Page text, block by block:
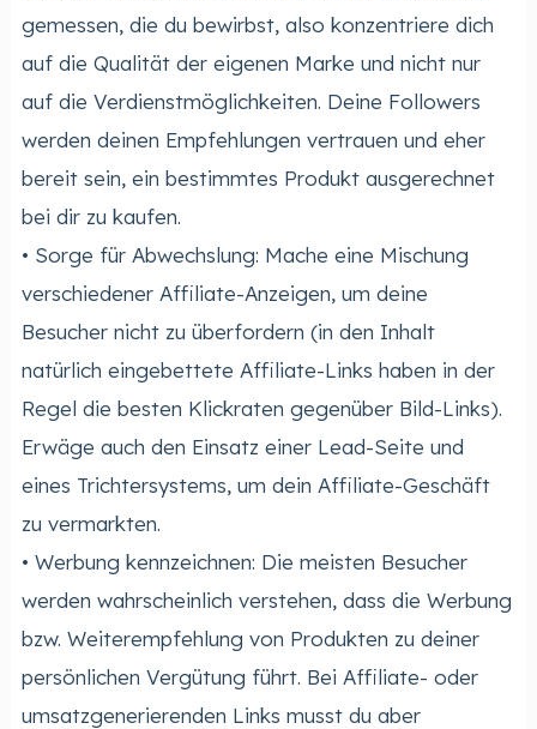
gemessen, die du bewirbst, also konzentriere dich
auf die Qualität der eigenen Marke und nicht nur
auf die Verdienstmöglichkeiten. Deine Followers
werden deinen Empfehlungen vertrauen und eher
bereit sein, ein bestimmtes Produkt ausgerechnet
bei dir zu kaufen.
• Sorge für Abwechslung: Mache eine Mischung
verschiedener Affiliate-Anzeigen, um deine
Besucher nicht zu überfordern (in den Inhalt
natürlich eingebettete Affiliate-Links haben in der
Regel die besten Klickraten gegenüber Bild-Links).
Erwäge auch den Einsatz einer Lead-Seite und
eines Trichtersystems, um dein Affiliate-Geschäft
zu vermarkten.
• Werbung kennzeichnen: Die meisten Besucher
werden wahrscheinlich verstehen, dass die Werbung
bzw. Weiterempfehlung von Produkten zu deiner
persönlichen Vergütung führt. Bei Affiliate- oder
umsatzgenerierenden Links musst du aber